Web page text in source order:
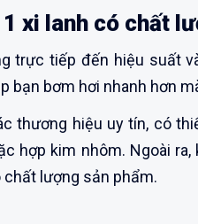
xi lanh có chất
trực tiếp đến hiệu suất
bạn bơm hơi nhanh hơn
thương hiệu uy tín, có
hợp kim nhôm. Ngoài
lượng sản phẩm.